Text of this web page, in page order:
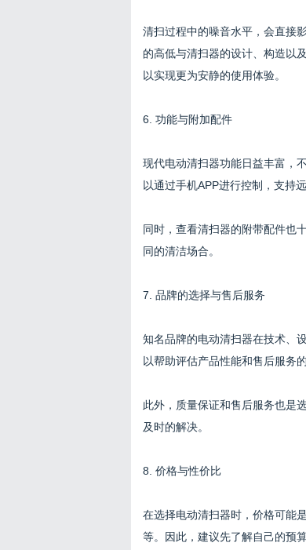
清扫过程中的噪音水平，会直接
的高低与清扫器的设计、构造以
以实现更为安静的使用体验。
6. 功能与附加配件
现代电动清扫器功能日益丰富，
以通过手机APP进行控制，支持
同时，查看清扫器的附带配件也
同的清洁场合。
7. 品牌的选择与售后服务
知名品牌的电动清扫器在技术、
以帮助评估产品性能和售后服务的
此外，质量保证和售后服务也是
及时的解决。
8. 价格与性价比
在选择电动清扫器时，价格可能
等。因此，建议先了解自己的预